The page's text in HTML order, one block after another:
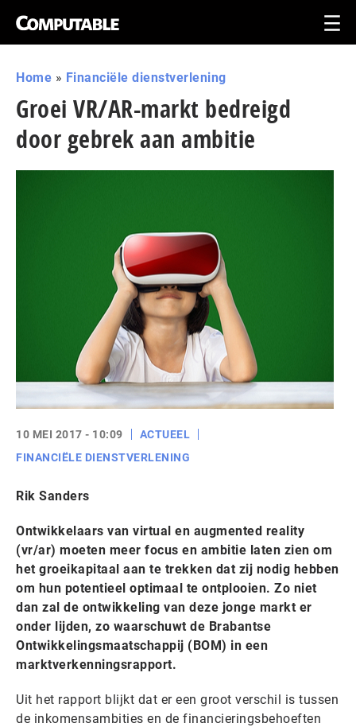
Home » Financiële dienstverlening
Groei VR/AR-markt bedreigd
door gebrek aan ambitie
10 MEI 2017 - 10:09
ACTUEEL
FINANCIËLE DIENSTVERLENING
Rik Sanders
Ontwikkelaars van virtual en augmented reality
(vr/ar) moeten meer focus en ambitie laten zien om
het groeikapitaal aan te trekken dat zij nodig hebben
om hun potentieel optimaal te ontplooien. Zo niet
dan zal de ontwikkeling van deze jonge markt er
onder lijden, zo waarschuwt de Brabantse
Ontwikkelingsmaatschappij (BOM) in een
marktverkenningsrapport.
Uit het rapport blijkt dat er een groot verschil is tussen
de inkomensambities en de financieringsbehoeften